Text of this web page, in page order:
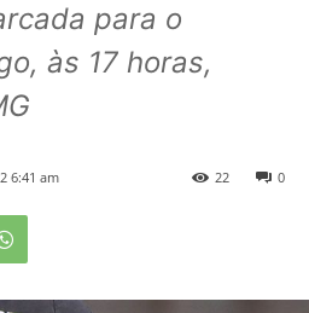
para o
às 17 horas,
6:41 am 0
22